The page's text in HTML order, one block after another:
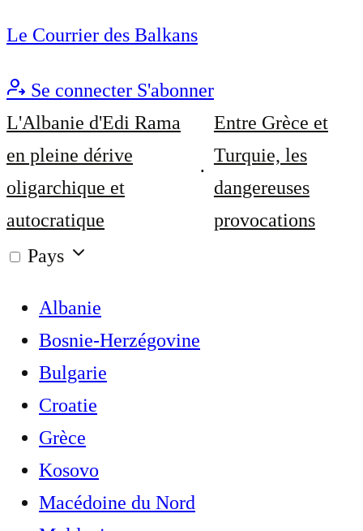
Le Courrier des Balkans
Se connecter S'abonner
L'Albanie d'Edi Rama
en pleine dérive
oligarchique et
autocratique
Entre Grèce et
Turquie, les
dangereuses
provocations
Pays
Albanie
Bosnie-Herzégovine
Bulgarie
Croatie
Grèce
Kosovo
Macédoine du Nord